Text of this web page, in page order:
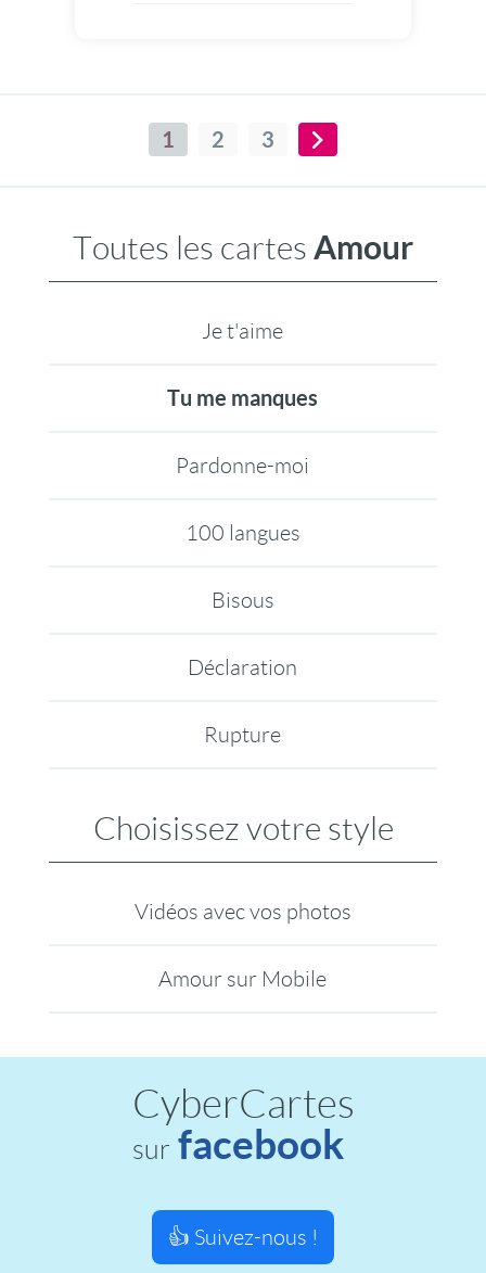
1 2 3
Toutes les cartes Amour
Je t'aime
Tu me manques
Pardonne-moi
100 langues
Bisous
Déclaration
Rupture
Choisissez votre style
Vidéos avec vos photos
Amour sur Mobile
CyberCartes
sur facebook
👍 Suivez-nous !